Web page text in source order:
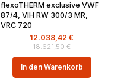
flexoTHERM exclusive VWF
87/4, VIH RW 300/3 MR,
VRC 720
18.621,50€
12.038,42 €
In den Warenkorb